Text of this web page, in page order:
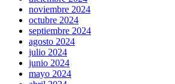
noviembre 2024
octubre 2024
septiembre 2024
agosto 2024
julio 2024
junio 2024
mayo 2024